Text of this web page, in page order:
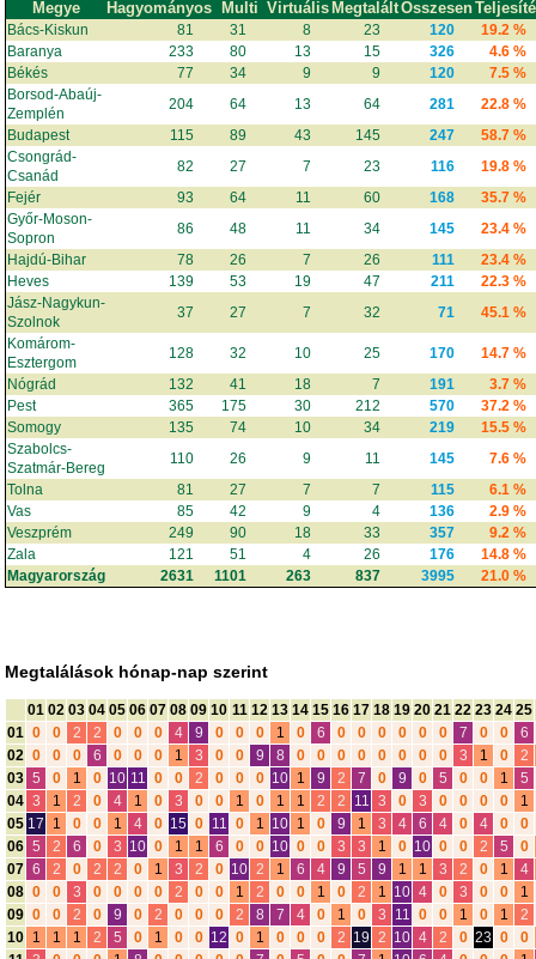
Megye Hagyományos Multi Virtuális MegtaláltÖsszesen
Bács-Kiskun 81 31 8 23 120
19.2 %
Baranya
233 80 13 15 326
4.6 %
Békés
77 34 9 9 120
7.5 %
Borsod-Abaúj-
Zemplén
204 64 13 64 281
22.8 %
Budapest
115 89 43 145 247
58.7 %
Csongrád-
Csanád
82 27 7 23 116
19.8 %
Fejér
93 64 11 60 168
35.7 %
Győr-Moson-
Sopron
86 48 11 34 145
23.4 %
Hajdú-Bihar
78 26 7 26 111
23.4 %
Heves
139 53 19 47 211
22.3 %
Jász-Nagykun-
Szolnok
37 27 7 32 71
45.1 %
Komárom-
Esztergom
128 32 10 25 170
14.7 %
Nógrád
132 41 18 7 191
3.7 %
Pest
365 175 30 212 570
37.2 %
Somogy
135 74 10 34 219
15.5 %
Szabolcs-
Szatmár-Bereg
110 26 9 11 145
7.6 %
Tolna
81 27 7 7 115
6.1 %
Vas
85 42 9 4 136
2.9 %
Veszprém
249 90 18 33 357
9.2 %
Zala
121 51 4 26 176
14.8 %
Magyarország
2631 1101 263 837 3995 21.0 %
Megtalálások hónap-nap szerint
01 02 03 04 05 06 07 08 09 10 11 12 13 14 15 16 17 18 19 20 21 22 23 24 25
01 0 0 2 2 0 0 0 4 9 0 0 0 1 0 6 0 0 0 0 0 0 7 0 0
6
02 0 0 0 6 0 0 0 1 3 0 0 9 8 0 0 0 0 0 0 0 0 3 1 0
2
03 5 0 1 0 10 11 0 0 2 0 0 0 10 1 9 2 7 0 9 0 5 0 0 1
5
04 3 1 2 0 4 1 0 3 0 0 1 0 1 1 2 2 11 3 0 3 0 0 0 0
1
05 17 1 0 0 1 4 0 15 0 11 0 1 10 1 0 9 1 3 4 6 4 0 4 0
0
06 5 2 6 0 3 10 0 1 1 6 0 0 10 0 0 3 3 1 0 10 0 0 2 5
0
07 6 2 0 2 2 0 1 3 2 0 10 2 1 6 4 9 5 9 1 1 3 2 0 1
4
08 0 0 3 0 0 0 0 2 0 0 1 2 0 0 1 0 2 1 10 4 0 3 0 0
1
09 0 0 2 0 9 0 2 0 0 0 2 8 7 4 0 1 0 3 11 0 0 1 0 1
2
10 1 1 1 2 5 0 1 0 0 12 0 1 0 0 0 2 19 2 10 4 2 0 23 0
0